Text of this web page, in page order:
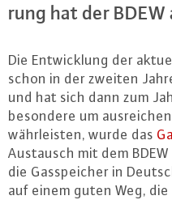
rung hat der
Die Ent­wick­lung der
schon in der zweiten
und hat sich dann zum
be­son­de­re um
währ­leis­ten, wurde das
Austausch mit dem
die Gas­spei­cher in
auf einem guten Weg,